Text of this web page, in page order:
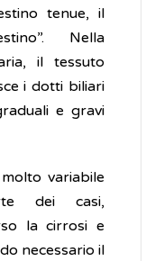
tenue, il
Nella
il tessuto
i dotti biliari
e gravi
variabile
dei casi,
la cirrosi e
necessario il